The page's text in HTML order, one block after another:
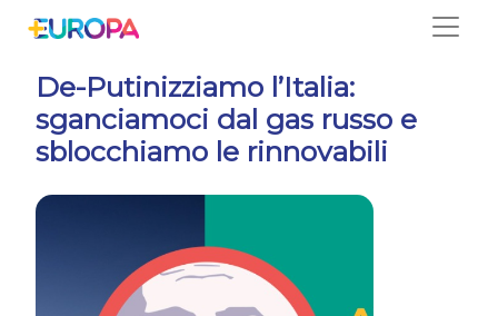
De-Putinizziamo l’Italia:
sganciamoci dal gas russo e
sblocchiamo le rinnovabili